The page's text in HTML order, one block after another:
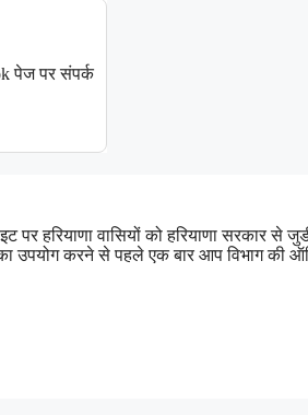
पेज पर संपर्क
पर हरियाणा वासियों को हरियाणा सरकार
का उपयोग करने से पहले एक बार आप विभाग